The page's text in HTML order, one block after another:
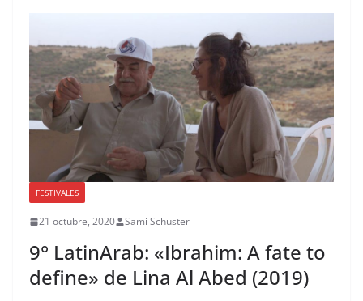
FESTIVALES
21 octubre, 2020 Sami Schuster
9° LatinArab: «Ibrahim: A fate to
define» de Lina Al Abed (2019)